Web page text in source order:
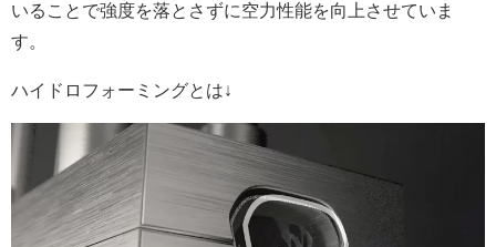
いることで強度を落とさずに空力性能を向上させていま
す。
ハイドロフォーミングとは↓